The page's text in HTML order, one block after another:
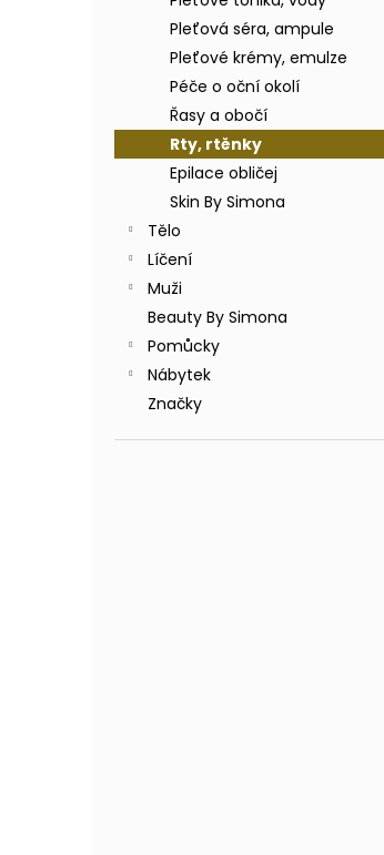
Pleťová séra, ampule
Pleťové krémy, emulze
Péče o oční okolí
Řasy a obočí
Rty, rtěnky
Epilace obličej
Skin By Simona
Tělo
Líčení
Muži
Beauty By Simona
Pomůcky
Nábytek
Značky
BODY BY SIMONA BANÁN
RUČNĚ VYRÁBĚNÉ BAMBUCKÉ
200ML
749 Kč